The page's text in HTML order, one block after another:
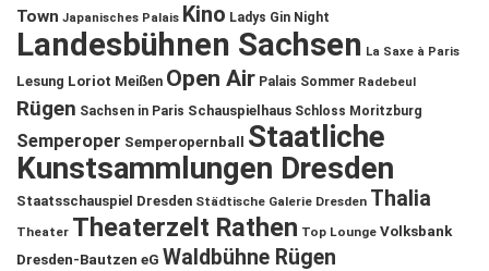
Town Japanisches Palais Kino Ladys Gin Night
Landesbühnen Sachsen La Saxe à Paris
Lesung Loriot Meißen Open Air Palais Sommer Radebeul
Rügen Sachsen in Paris Schauspielhaus Schloss Moritzburg
Semperoper Semperopernball
Staatliche
Kunstsammlungen Dresden
Staatsschauspiel Dresden Städtische Galerie Dresden Thalia
Theater Theaterzelt Rathen Top Lounge Volksbank
Dresden-Bautzen eG Waldbühne Rügen